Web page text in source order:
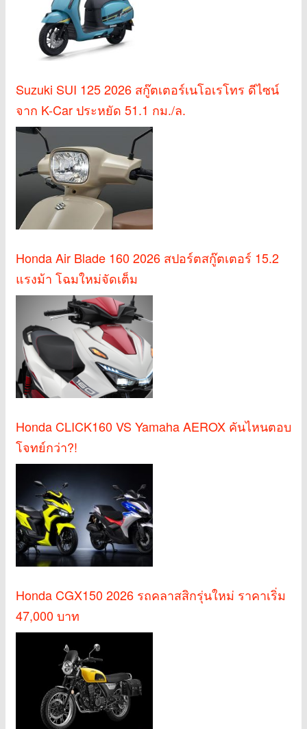
Suzuki SUI 125 2026 สกู๊ตเตอร์เนโอเรโทร ดีไซน์
จาก K-Car ประหยัด 51.1 กม./ล.
Honda Air Blade 160 2026 สปอร์ตสกู๊ตเตอร์ 15.2
แรงม้า โฉมใหม่จัดเต็ม
Honda CLICK160 VS Yamaha AEROX คันไหนตอบ
โจทย์กว่า?!
Honda CGX150 2026 รถคลาสสิกรุ่นใหม่ ราคาเริ่ม
47,000 บาท